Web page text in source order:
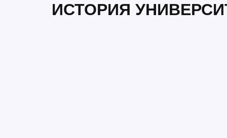
ИСТОРИЯ